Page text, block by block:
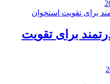
برای تقویت